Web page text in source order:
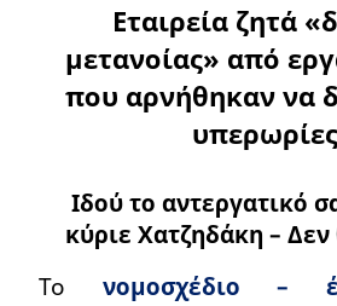
Εταιρεία ζητά
μετανοίας» από
που αρνήθηκαν να
Ιδού το αντεργατικό
κύριε Χατζηδάκη –
Το νομοσχέδιο –